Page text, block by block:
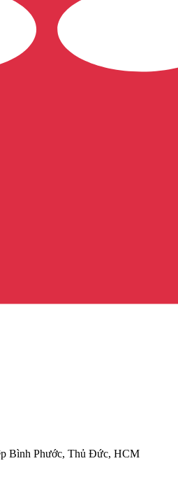
Bình Phước, Thủ Đức, HCM